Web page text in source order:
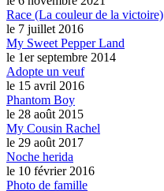
Race (La couleur de la victoire)
le 7 juillet 2016
My Sweet Pepper Land
le 1er septembre 2014
Adopte un veuf
le 15 avril 2016
Phantom Boy
le 28 août 2015
My Cousin Rachel
le 29 août 2017
Noche herida
le 10 février 2016
Photo de famille